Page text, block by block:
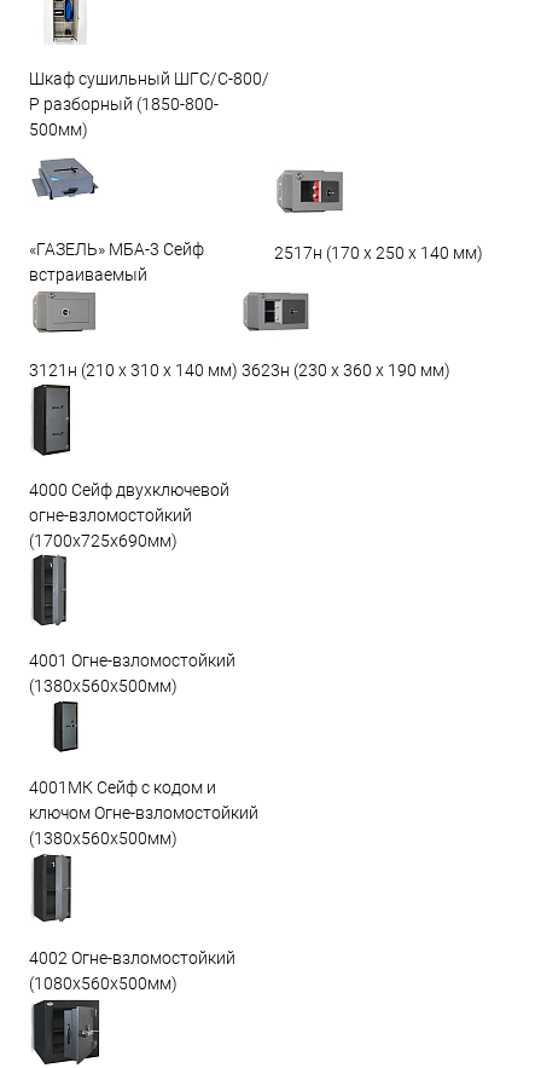
Шкаф сушильный ШГС/С-800/
Р разборный (1850-800-
500мм)
«ГАЗЕЛЬ» МБА-3 Сейф
встраиваемый
2517н (170 х 250 х 140 мм)
3121н (210 х 310 х 140 мм) 3623н (230 х 360 х 190 мм)
4000 Сейф двухключевой
огне-взломостойкий
(1700х725х690мм)
4001 Огне-взломостойкий
(1380х560х500мм)
4001МК Сейф с кодом и
ключом Огне-взломостойкий
(1380х560х500мм)
4002 Огне-взломостойкий
(1080х560х500мм)